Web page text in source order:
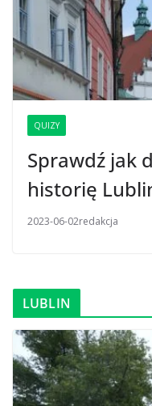
QUIZY
Sprawdź jak
historię
2023-06-02redakcja
LUBLIN